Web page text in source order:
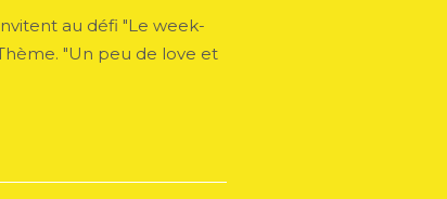
au défi "Le week-
"Un peu de love et